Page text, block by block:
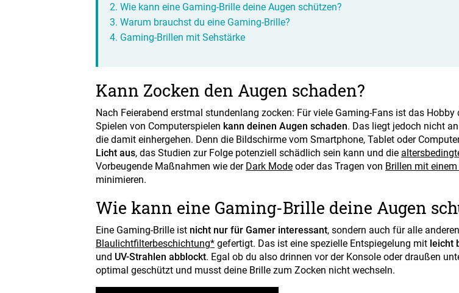
Wie kann eine Gaming-Brille deine Augen schützen?
Warum brauchst du eine Gaming-Brille?
Gaming-Brillen mit Sehstärke
Kann Zocken den Augen schaden?
Nach Feierabend erstmal stundenlang zocken: Für viele Gaming-Fans ist das
Spielen von Computerspielen kann deinen Augen schaden. Das liegt jedoch nicht
die damit einhergehen. Denn die Bildschirme vom Smartphone, Tablet oder
Licht aus, das Studien zur Folge potenziell schädlich sein kann und die
Vorbeugende Maßnahmen wie der Dark Mode oder das Tragen von Brillen mit
minimieren.
Wie kann eine Gaming-Brille deine Augen
Eine Gaming-Brille ist nicht nur für Gamer interessant, sondern auch für alle
Blaulichtfilterbeschichtung* gefertigt. Das ist eine spezielle Entspiegelung mit leicht
und UV-Strahlen abblockt. Egal ob du also drinnen vor der Konsole oder draußen
optimal geschützt und musst deine Brille zum Zocken nicht wechseln.